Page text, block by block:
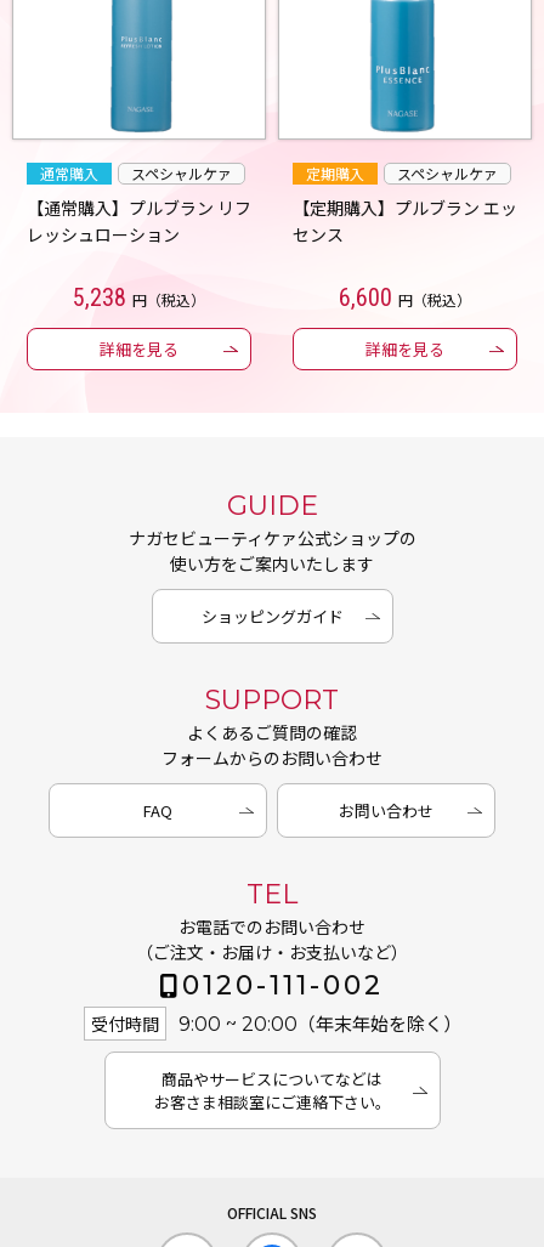
通常購入 スペシャルケァ
【通常購入】プルブラン リフ
レッシュローション
5,238 円（税込）
詳細を見る
定期購入 スペシャルケァ
【定期購入】プルブラン エッ
センス
6,600 円（税込）
詳細を見る
GUIDE
ナガセビューティケァ公式ショップの
使い方をご案内いたします
ショッピングガイド
SUPPORT
よくあるご質問の確認
フォームからのお問い合わせ
FAQ お問い合わせ
TEL
お電話でのお問い合わせ
（ご注文・お届け・お支払いなど）
0120-111-002
受付時間 9:00 ~ 20:00 （年末年始を除く）
商品やサービスについてなどは
お客さま相談室にご連絡下さい。